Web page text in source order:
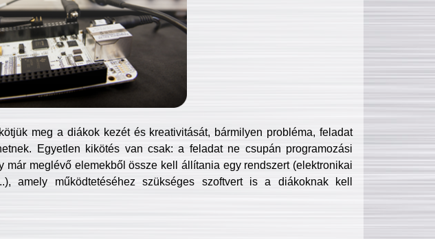
meg a diákok kezét és kreativitását, bármilyen probléma, feladat
Egyetlen kikötés van csak: a feladat ne csupán programozási
meglévő elemekből össze kell állítania egy rendszert (elektronikai
amely működtetéséhez szükséges szoftvert is a diákoknak kell